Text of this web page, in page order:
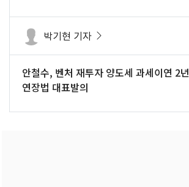
박기현 기자
안철수, 벤처 재투자 양도세 과세이연 2년
연장법 대표발의